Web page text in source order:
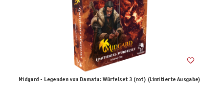
Midgard - Legenden von Damatu: Würfelset 3 (rot) (Limitierte Ausgabe)